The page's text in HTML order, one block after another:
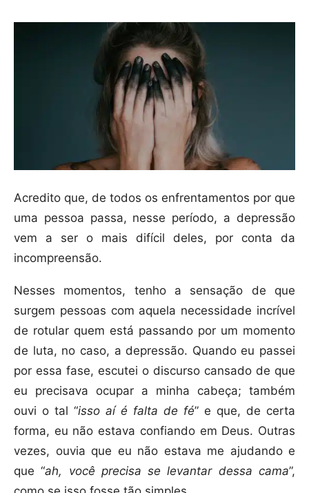
Acredito que, de todos os enfrentamentos por que
uma pessoa passa, nesse período, a depressão
vem a ser o mais difícil deles, por conta da
incompreensão.
Nesses momentos, tenho a sensação de que
surgem pessoas com aquela necessidade incrível
de rotular quem está passando por um momento
de luta, no caso, a depressão. Quando eu passei
por essa fase, escutei o discurso cansado de que
eu precisava ocupar a minha cabeça; também
ouvi o tal “isso aí é falta de fé” e que, de certa
forma, eu não estava confiando em Deus. Outras
vezes, ouvia que eu não estava me ajudando e
que “ah, você precisa se levantar dessa cama”,